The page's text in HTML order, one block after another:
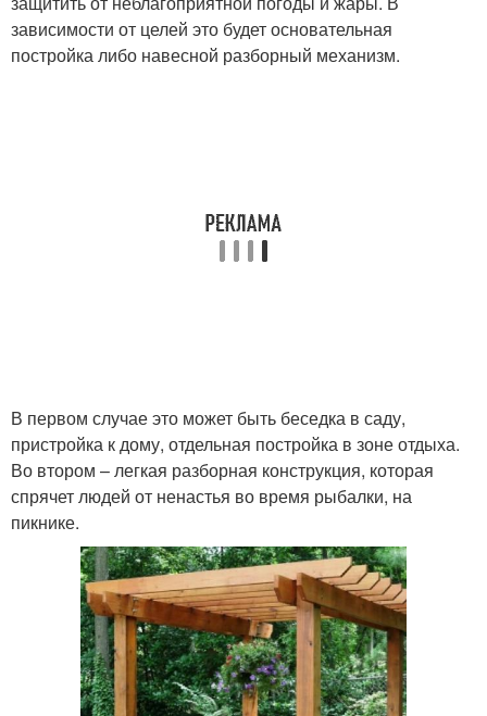
зависимости от целей это будет основательная
постройка либо навесной разборный механизм.
В первом случае это может быть беседка в саду,
пристройка к дому, отдельная постройка в зоне отдыха.
Во втором – легкая разборная конструкция, которая
спрячет людей от ненастья во время рыбалки, на
пикнике.